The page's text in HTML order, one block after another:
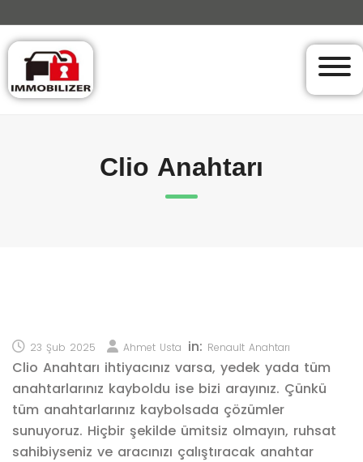
Clio Anahtarı
23 Şub 2025 Ahmet Usta in: Renault Anahtarı
Clio Anahtarı ihtiyacınız varsa, yedek yada tüm
anahtarlarınız kayboldu ise bizi arayınız. Çünkü
tüm anahtarlarınız kaybolsada çözümler
sunuyoruz. Hiçbir şekilde ümitsiz olmayın, ruhsat
sahibiyseniz ve aracınızı çalıştıracak anahtar